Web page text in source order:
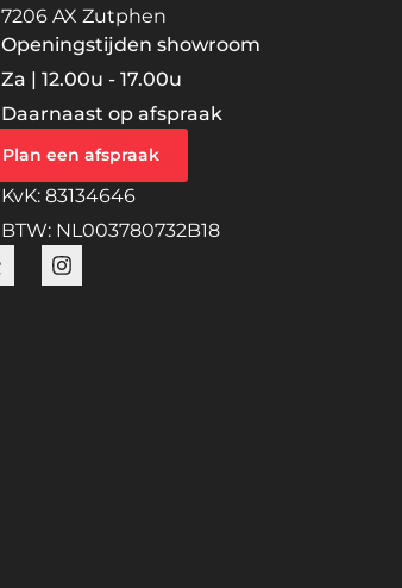
7206 AX Zutphen
Openingstijden showroom
Za | 12.00u - 17.00u
Daarnaast op afspraak
Plan een afspraak
KvK: 83134646
BTW: NL003780732B18